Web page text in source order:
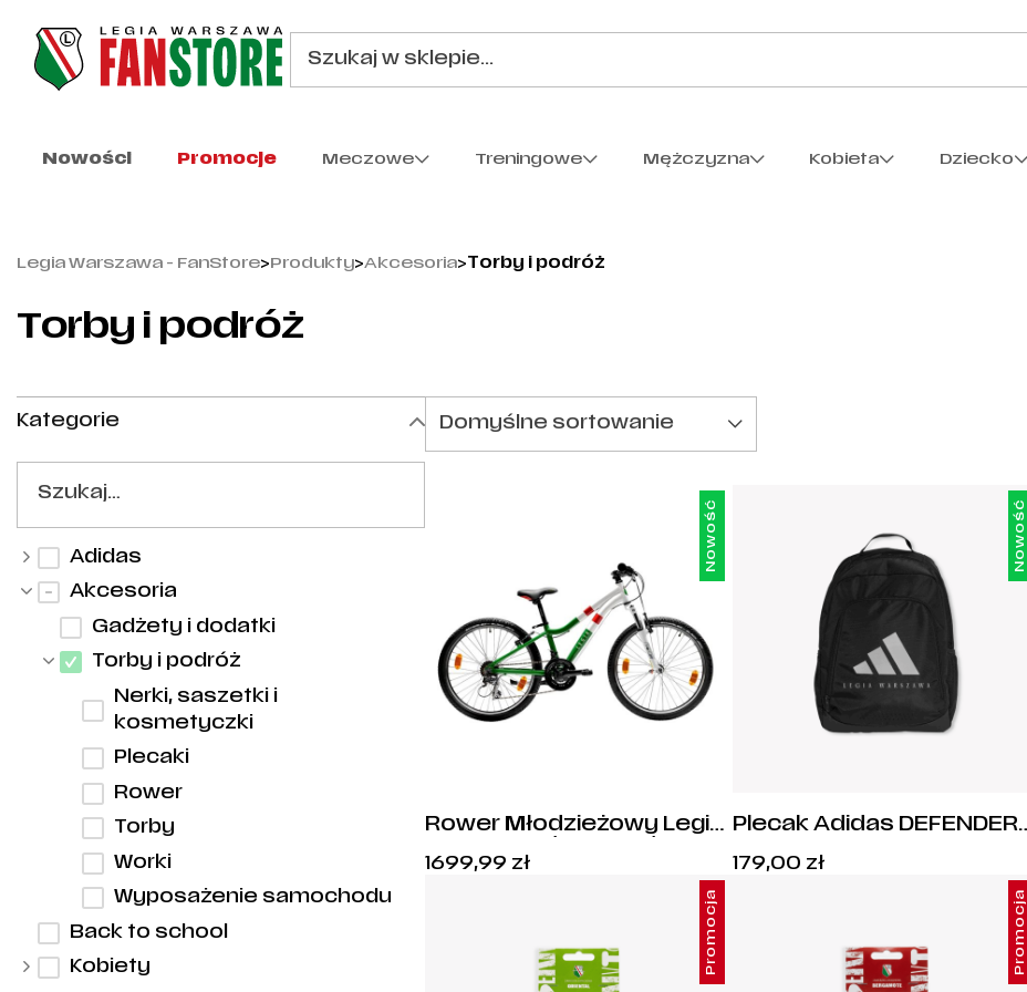
Nowości Promocje Meczowe Treningowe Mężczyzna Kobieta Dziecko
Legia Warszawa - FanStore>Produkty>Akcesoria> Torby i podróż
Torby i podróż
Kategorie
Adidas
Akcesoria
Gadżety i dodatki
Torby i podróż
Nerki, saszetki i
kosmetyczki
Plecaki
Rower
Torby
Worki
Wyposażenie samochodu
Back to school
Kobiety
Domyślne sortowanie
Nowość
Rower Młodzieżowy Legia
1699,99 zł
Nowość
Plecak Adidas DEFENDER
179,00 zł
Promocja Promocja